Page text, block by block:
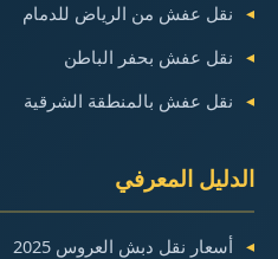
نقل عفش من الرياض للدمام
نقل عفش بحفر الباطن
نقل عفش بالمنطقة الشرقية
الدليل المعرفي
أسعار نقل دبش العروس 2025